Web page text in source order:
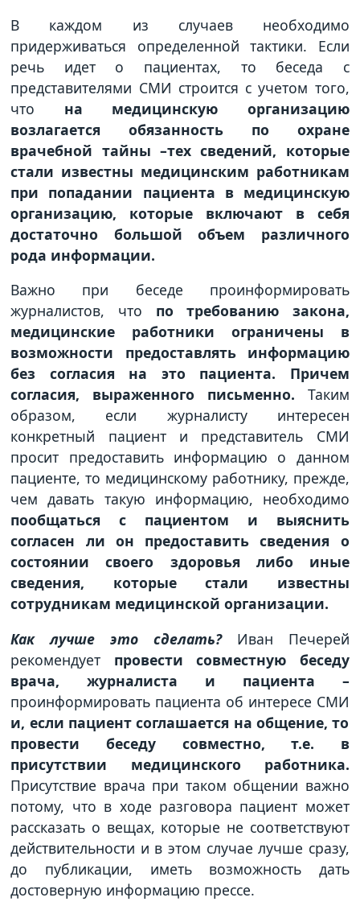
В каждом из случаев необходимо
придерживаться определенной тактики. Если
речь идет о пациентах, то беседа с
представителями СМИ строится с учетом того,
что на медицинскую организацию
возлагается обязанность по охране
врачебной тайны –тех сведений, которые
стали известны медицинским работникам
при попадании пациента в медицинскую
организацию, которые включают в себя
достаточно большой объем различного
рода информации.
Важно при беседе проинформировать
журналистов, что по требованию закона,
медицинские работники ограничены в
возможности предоставлять информацию
без согласия на это пациента. Причем
согласия, выраженного письменно. Таким
образом, если журналисту интересен
конкретный пациент и представитель СМИ
просит предоставить информацию о данном
пациенте, то медицинскому работнику, прежде,
чем давать такую информацию, необходимо
пообщаться с пациентом и выяснить
согласен ли он предоставить сведения о
состоянии своего здоровья либо иные
сведения, которые стали известны
сотрудникам медицинской организации.
Как лучше это сделать? Иван Печерей
рекомендует провести совместную беседу
врача, журналиста и пациента –
проинформировать пациента об интересе СМИ
и, если пациент соглашается на общение, то
провести беседу совместно, т.е. в
присутствии медицинского работника.
Присутствие врача при таком общении важно
потому, что в ходе разговора пациент может
рассказать о вещах, которые не соответствуют
действительности и в этом случае лучше сразу,
до публикации, иметь возможность дать
достоверную информацию прессе.